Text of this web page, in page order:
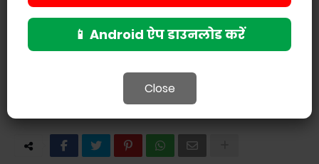
📱 Android ऐप डाउनलोड करें
Close